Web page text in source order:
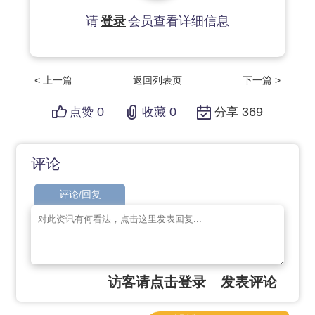
请登录会员查看详细信息
< 上一篇 返回列表页 下一篇 >
点赞 0 收藏 0 分享 369
评论
评论/回复
访客请点击登录 发表评论